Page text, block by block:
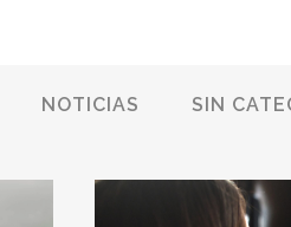
NOTICIAS SIN